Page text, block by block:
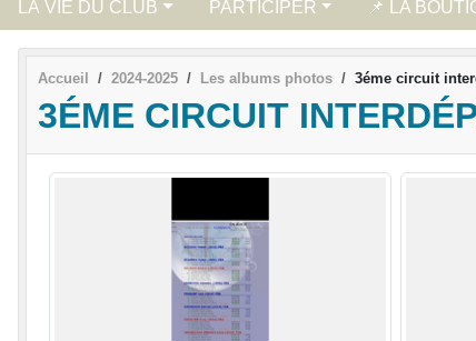
LA VIE DU CLUB PARTICIPER 📌 LA
Accueil 2024-2025 Les albums photos 3éme circuit
3ÉME CIRCUIT